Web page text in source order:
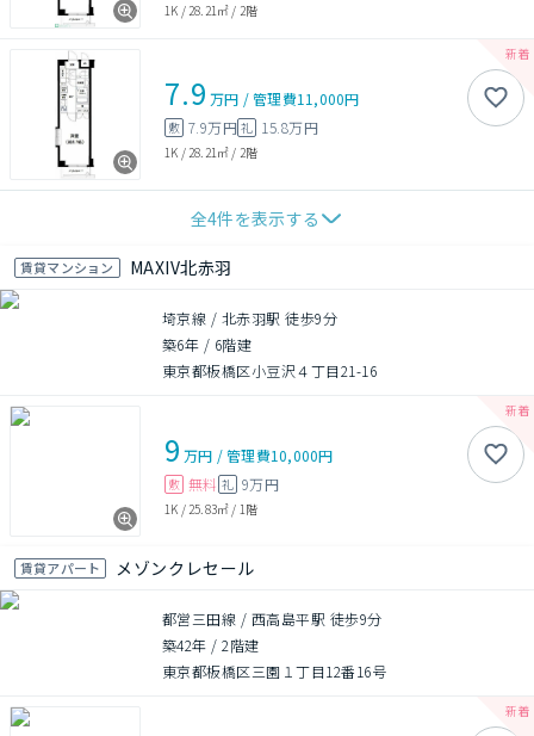
1K /28.21㎡ / 2階
7.9 万円 /管理費11,000円
敷 7.9万円礼 15.8万円
1K / 28.21㎡ / 2階
全4件を表示する
賃貸マンション MAXIV北赤羽
埼京線 / 北赤羽駅 徒歩9分
築6年 / 6階建
東京都板橋区小豆沢４丁目21-16
9 万円 /管理費10,000円
敷 無料 礼 9万円
1K / 25.83㎡ / 1階
賃貸アパート メゾンクレセール
都営三田線 / 西高島平駅 徒歩9分
築42年 /2階建
東京都板橋区三園１丁目12番16号